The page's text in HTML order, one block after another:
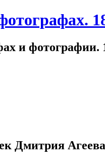
и фотографии.
Дмитрия Агеева